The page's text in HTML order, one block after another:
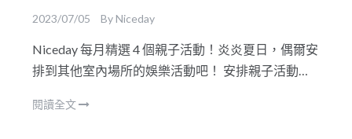
2023/07/05 ByNiceday
Niceday 每月精選 4 個親子活動！炎炎夏日，偶爾安
排到其他室內場所的娛樂活動吧！ 安排親子活動其
樂的、充實的還是富有自主性的暑假呢？為什麼不
閱讀全文